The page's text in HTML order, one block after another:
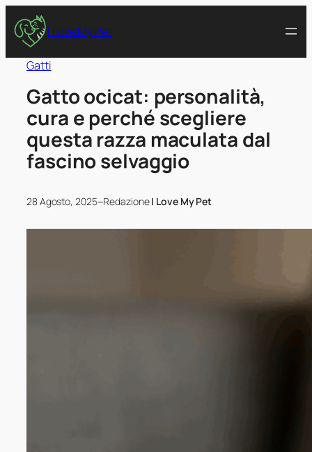
I Love My Pet
Gatti
Gatto ocicat: personalità,
cura e perché scegliere
questa razza maculata dal
fascino selvaggio
28 Agosto, 2025–RedazioneI Love My Pet